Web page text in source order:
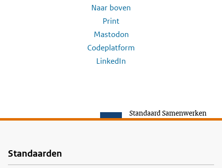
Naar boven
Print
Mastodon
Codeplatform
LinkedIn
Standaard Samenwerken
Voet
Standaarden